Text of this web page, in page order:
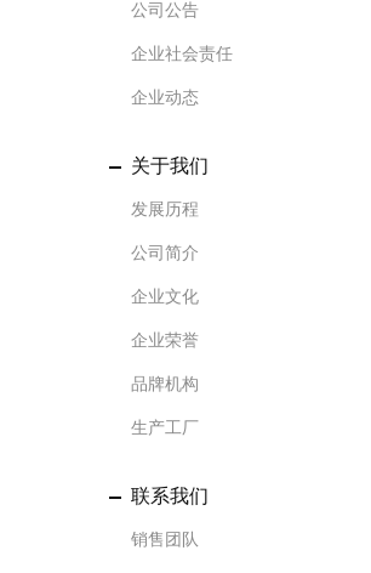
公司公告
企业社会责任
企业动态
关于我们
发展历程
公司简介
企业文化
企业荣誉
品牌机构
生产工厂
联系我们
销售团队